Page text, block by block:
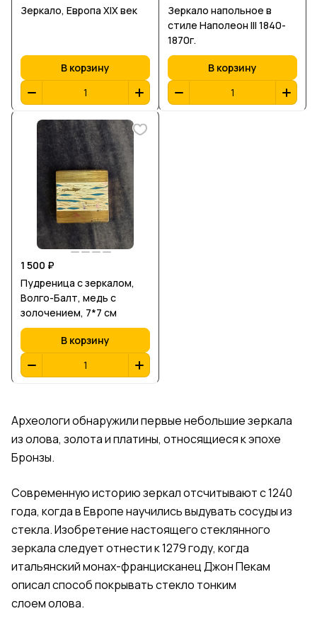
Зеркало, Европа XIX век
В корзину
Зеркало напольное в
стиле Наполеон III 1840-
1870г.
В корзину
1 500 ₽
Пудреница с зеркалом,
Волго-Балт, медь с
золочением, 7*7 см
В корзину
Археологи обнаружили первые небольшие зеркала
из олова, золота иплатины, относящиеся кэпохе
Бронзы.
Современную историю зеркал отсчитывают с 1240
года, когда в Европе научились выдувать сосуды из
стекла. Изобретение настоящего стеклянного
зеркала следует отнести к 1279 году, когда
итальянский монах-францисканецДжон Пекам
описал способ покрывать стекло тонким
слоемолова.